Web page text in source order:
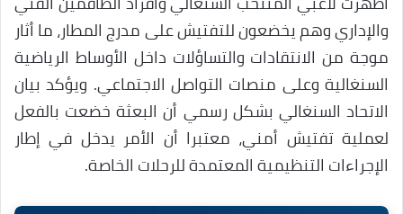
والإداري وهم يخضعون للتفتيش على مدرج المطار، ما أثار
موجة من الانتقادات والتساؤلات داخل الأوساط الرياضية
السنغالية وعلى منصات التواصل الاجتماعي. ويؤكد بيان
الاتحاد السنغالي بشكل رسمي أن البعثة خضعت بالفعل
لعملية تفتيش أمني، معتبرا أن الأمر يدخل في إطار
الإجراءات التنظيمية المعتمدة للرحلات الخاصة.